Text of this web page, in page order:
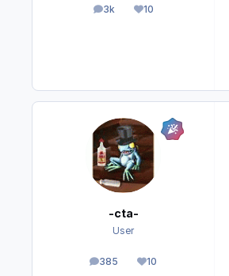
3k
Beiträge10
Reputation
-cta-
User
385
Beiträge 10
Reputation